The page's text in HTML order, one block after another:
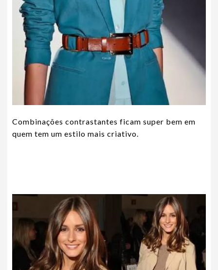
Combinações contrastantes ficam super bem em
quem tem um estilo mais criativo.